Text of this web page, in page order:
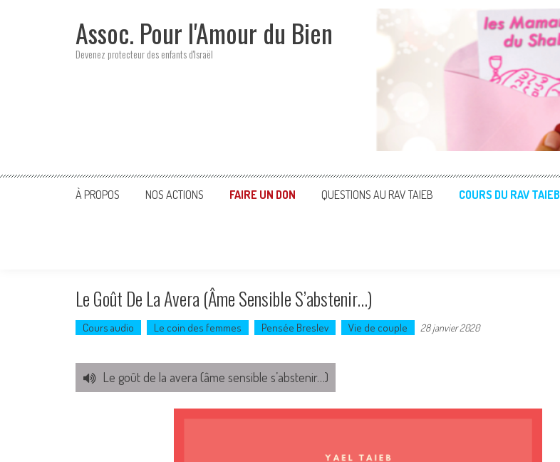
Assoc. Pour l'Amour du Bien
Devenez protecteur des enfants d'Israël
À PROPOS NOS ACTIONS FAIRE UN DON QUESTIONS AU RAV TAIEB COURS DU RAV TAIEB
Le Goût De La Avera (âme Sensible S’abstenir…)
Cours audio Le coin des femmes Pensée Breslev Vie de couple 28 janvier 2020
Le goût de la avera (âme sensible s’abstenir…)